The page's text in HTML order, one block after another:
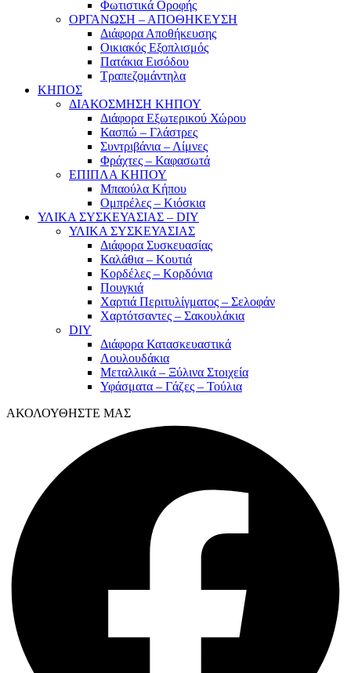
Φωτιστικά Οροφής
ΟΡΓΑΝΩΣΗ – ΑΠΟΘΗΚΕΥΣΗ
Διάφορα Αποθήκευσης
Οικιακός Εξοπλισμός
Πατάκια Εισόδου
Τραπεζομάντηλα
ΚΗΠΟΣ
ΔΙΑΚΟΣΜΗΣΗ ΚΗΠΟΥ
Διάφορα Εξωτερικού Χώρου
Κασπώ – Γλάστρες
Συντριβάνια – Λίμνες
Φράχτες – Καφασωτά
ΕΠΙΠΛΑ ΚΗΠΟΥ
Μπαούλα Κήπου
Ομπρέλες – Κιόσκια
ΥΛΙΚΑ ΣΥΣΚΕΥΑΣΙΑΣ – DIY
ΥΛΙΚΑ ΣΥΣΚΕΥΑΣΙΑΣ
Διάφορα Συσκευασίας
Καλάθια – Κουτιά
Κορδέλες – Κορδόνια
Πουγκιά
Χαρτιά Περιτυλίγματος – Σελοφάν
Χαρτότσαντες – Σακουλάκια
DIY
Διάφορα Κατασκευαστικά
Λουλουδάκια
Μεταλλικά – Ξύλινα Στοιχεία
Υφάσματα – Γάζες – Τούλια
ΑΚΟΛΟΥΘΗΣΤΕ ΜΑΣ